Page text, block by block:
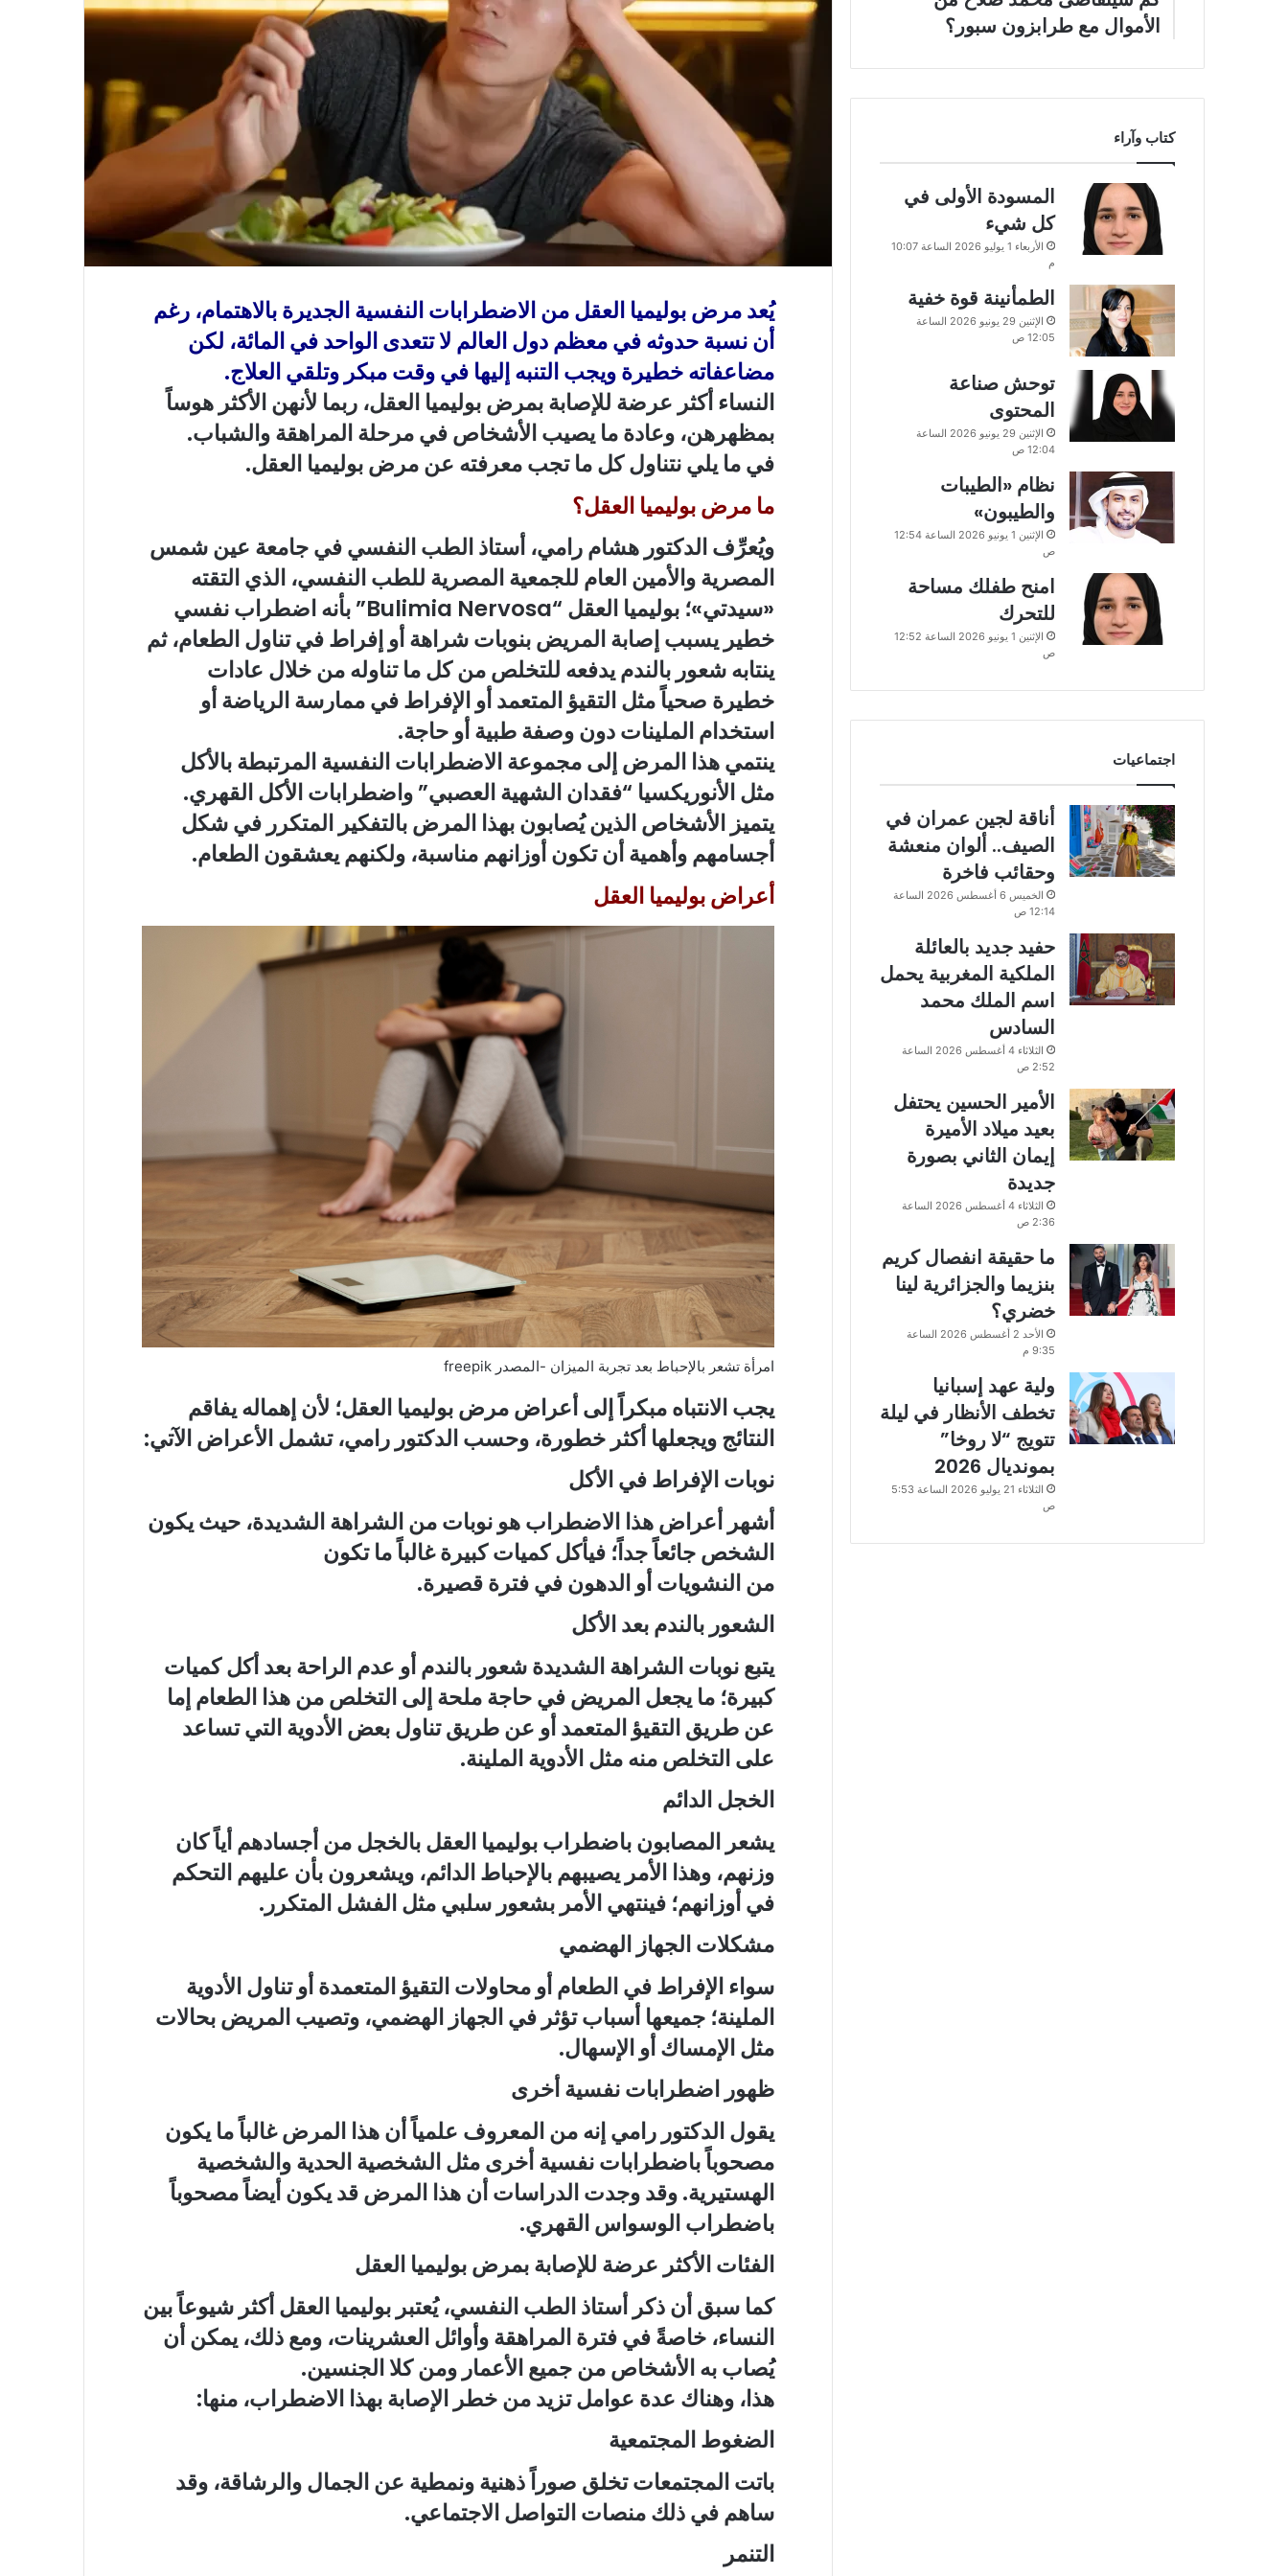
و
ي
ا
يُعدمرض بوليميا العقلمن الاضطرابات النفسية الجديرة بالاهتمام، رغم
أن نسبة حدوثه في معظم دول العالم لا تتعدى الواحد في المائة، لكن
مضاعفاته خطيرة ويجب التنبه إليها في وقت مبكر وتلقي العلاج.
النساء أكثر عرضة للإصابة بمرض بوليميا العقل، ربما لأنهن الأكثر هوساً
بمظهرهن، وعادة ما يصيب الأشخاص في مرحلة المراهقة والشباب.
في ما يلي نتناول كل ما تجب معرفته عنمرض بوليميا العقل.
ما مرض بوليميا العقل؟
ويُعرِّفالدكتور هشام رامي، أستاذ الطب النفسي في جامعة عين شمس
المصرية والأمين العام للجمعية المصرية للطب النفسي، الذي التقته
«سيدتي»؛ بوليميا العقل “Bulimia Nervosa” بأنه اضطراب نفسي
خطير يسبب إصابة المريض بنوبات شراهة أو إفراط في تناول الطعام، ثم
ينتابه شعور بالندم يدفعه للتخلص من كل ما تناوله من خلال عادات
خطيرة صحياً مثل التقيؤ المتعمد أو الإفراط في ممارسة الرياضة أو
استخدام الملينات دون وصفة طبية أو حاجة.
ينتمي هذا المرض إلى مجموعة الاضطرابات النفسية المرتبطة بالأكل
مثل الأنوريكسيا “فقدان الشهية العصبي” واضطرابات الأكل القهري.
يتميز الأشخاص الذين يُصابون بهذا المرض بالتفكير المتكرر في شكل
أجسامهم وأهمية أن تكون أوزانهم مناسبة، ولكنهم يعشقون الطعام.
أعراض بوليميا العقل
امرأة تشعر بالإحباط بعد تجربة الميزان -المصدر freepik
يجب الانتباه مبكراً إلى أعراض مرض بوليميا العقل؛ لأن إهماله يفاقم
النتائج ويجعلها أكثر خطورة، وحسب الدكتور رامي، تشمل الأعراض الآتي:
نوبات الإفراط في الأكل
أشهر أعراض هذا الاضطراب هو نوبات من الشراهة الشديدة، حيث يكون
الشخص جائعاً جداً؛ فيأكل كميات كبيرة غالباً ما تكون
من النشويات أو الدهون في فترة قصيرة.
الشعور بالندم بعد الأكل
يتبع نوبات الشراهة الشديدة شعور بالندم أو عدم الراحة بعد أكل كميات
كبيرة؛ ما يجعل المريض في حاجة ملحة إلى التخلص من هذا الطعام إما
عن طريق التقيؤ المتعمد أو عن طريق تناول بعض الأدوية التي تساعد
على التخلص منه مثل الأدوية الملينة.
الخجل الدائم
يشعر المصابون باضطراب بوليميا العقل بالخجل من أجسادهم أياً كان
وزنهم، وهذا الأمر يصيبهم بالإحباط الدائم، ويشعرون بأن عليهم التحكم
في أوزانهم؛ فينتهي الأمر بشعور سلبي مثل الفشل المتكرر.
مشكلات الجهاز الهضمي
سواء الإفراط في الطعام أو محاولات التقيؤ المتعمدة أو تناول الأدوية
الملينة؛ جميعها أسباب تؤثر في الجهاز الهضمي، وتصيب المريض بحالات
مثل الإمساك أو الإسهال.
ظهور اضطرابات نفسية أخرى
يقول الدكتور رامي إنه من المعروف علمياً أن هذا المرض غالباً ما يكون
مصحوباً باضطرابات نفسية أخرى مثل الشخصية الحدية والشخصية
الهستيرية. وقد وجدت الدراسات أن هذا المرض قد يكون أيضاً مصحوباً
باضطراب الوسواس القهري.
الفئات الأكثر عرضة للإصابة بمرض بوليميا العقل
كما سبق أن ذكر أستاذ الطب النفسي، يُعتبر بوليميا العقل أكثر شيوعاً بين
النساء، خاصةً في فترة المراهقة وأوائل العشرينات، ومع ذلك، يمكن أن
يُصاب به الأشخاص من جميع الأعمار ومن كلا الجنسين.
هذا، وهناك عدة عوامل تزيد من خطر الإصابة بهذا الاضطراب، منها:
الضغوط المجتمعية
باتت المجتمعات تخلق صوراً ذهنية ونمطية عن الجمال والرشاقة، وقد
ساهم في ذلك منصات التواصل الاجتماعي.
التنمر
الأموال مع طرابزون سبور؟
كتاب وآراء
المسودة الأولى في
كل شيء
الأربعاء 1 يوليو 2026 الساعة 10:07
م
الطمأنينة قوة خفية
الإثنين 29 يونيو 2026 الساعة
12:05 ص
توحش صناعة
المحتوى
الإثنين 29 يونيو 2026 الساعة
12:04 ص
نظام «الطيبات
والطيبون»
الإثنين 1 يونيو 2026 الساعة 12:54
ص
امنح طفلك مساحة
للتحرك
الإثنين 1 يونيو 2026 الساعة 12:52
ص
اجتماعيات
أناقة لجين عمران في
الصيف.. ألوان منعشة
وحقائب فاخرة
الخميس 6 أغسطس 2026 الساعة
12:14 ص
حفيد جديد بالعائلة
الملكية المغربية يحمل
اسم الملك محمد
السادس
الثلاثاء 4 أغسطس 2026 الساعة
2:52 ص
الأمير الحسين يحتفل
بعيد ميلاد الأميرة
إيمان الثاني بصورة
جديدة
الثلاثاء 4 أغسطس 2026 الساعة
2:36 ص
ما حقيقة انفصال كريم
بنزيما والجزائرية لينا
خضري؟
الأحد 2 أغسطس 2026 الساعة
9:35 م
ولية عهد إسبانيا
تخطف الأنظار في ليلة
تتويج “لا روخا”
بمونديال 2026
الثلاثاء 21 يوليو 2026 الساعة 5:53
ص